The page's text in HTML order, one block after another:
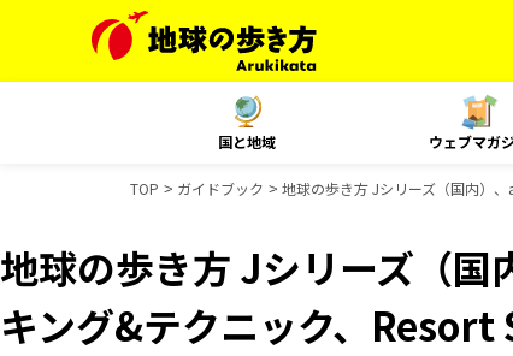
国と地域 ウェブマガ
TOP ガイドブック 地球の歩き方 Jシリーズ（国内）
地球の歩き方 Jシリーズ（
キング&テクニック、Resort